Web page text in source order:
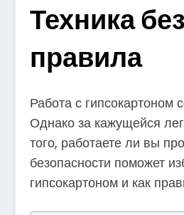
Техника
правила
Работа с гипсокартоном
Однако за кажущейся
того, работаете ли вы
безопасности поможет
гипсокартоном и как